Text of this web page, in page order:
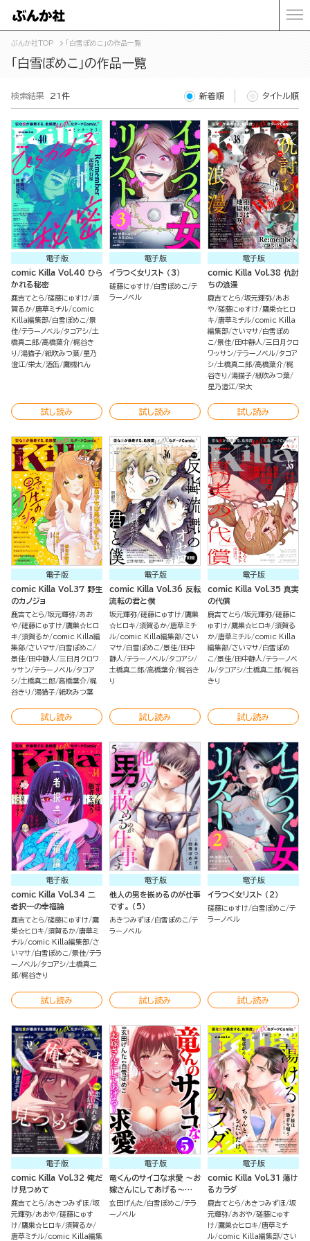
ぶんか社TOP 「白雪ぽめこ」の作品一覧
「白雪ぽめこ」の作品一覧
検索結果 21件 新着順 タイトル順
電子版
comic Killa Vol.40 ひら
かれる秘密
鹿吉てとら 磋藤にゅすけ 須
賀るか 唐草ミチル comic
Killa編集部 白雪ぽめこ 景
佳 テラーノベル タコアシ 土
橋真二郎 高橋葉介 梶谷き
り
湯猫子 紙吹みつ葉 星乃
澄江 栄太 酒缶 鷹槻れん
試し読み
電子版
イラつく女リスト （3）
磋藤にゅすけ 白雪ぽめこ テ
ラーノベル
試し読み
電子版
comic Killa Vol.38 仇討
ちの浪漫
鹿吉てとら 坂元輝弥 あお
や 磋藤にゅすけ 鷹巣☆ヒロ
キ
唐草ミチル comic Killa
編集部 さいマサ
白雪ぽめ
こ 景佳 田中静人 三日月クロ
ワッサン テラーノベル タコア
シ 土橋真二郎 高橋葉介 梶
谷きり
湯猫子 紙吹みつ葉
星乃澄江 栄太
試し読み
電子版
comic Killa Vol.37 野生
のカノジョ
鹿吉てとら 坂元輝弥 あお
や 磋藤にゅすけ 鷹巣☆ヒロ
キ 須賀るか comic Killa編
集部 さいマサ
白雪ぽめこ
景佳 田中静人 三日月クロワ
ッサン テラーノベル タコア
シ 土橋真二郎 高橋葉介 梶
谷きり
湯猫子 紙吹みつ葉
試し読み
電子版
comic Killa Vol.36 反転
流転の君と僕
坂元輝弥 磋藤にゅすけ 鷹巣
☆ヒロキ 須賀るか 唐草ミチ
ル comic Killa編集部 さい
マサ
白雪ぽめこ 景佳 田中
静人 テラーノベル タコアシ
土橋真二郎 高橋葉介 梶谷き
り
試し読み
電子版
comic Killa Vol.35 真実
の代償
鹿吉てとら 坂元輝弥 磋藤に
ゅすけ 鷹巣☆ヒロキ 須賀る
か 唐草ミチル comic Killa
編集部 さいマサ
白雪ぽめ
こ 景佳 田中静人 テラーノベ
ル タコアシ 土橋真二郎 梶谷
きり
試し読み
電子版
comic Killa Vol.34 二
者択一の幸福論
鹿吉てとら 磋藤にゅすけ 鷹
巣☆ヒロキ 須賀るか 唐草ミ
チル comic Killa編集部 さ
いマサ
白雪ぽめこ 景佳 テラ
ーノベル タコアシ 土橋真二
郎 梶谷きり
試し読み
電子版
他人の男を嵌めるのが仕事
です。 （5）
あきつみずほ 白雪ぽめこ テ
ラーノベル
試し読み
電子版
イラつく女リスト （2）
磋藤にゅすけ 白雪ぽめこ テ
ラーノベル
試し読み
電子版
comic Killa Vol.32 俺だ
け見つめて
鹿吉てとら あきつみずほ 坂
元輝弥 あおや 磋藤にゅす
け 鷹巣☆ヒロキ 須賀るか
唐草ミチル comic Killa編集
電子版
竜くんのサイコな求愛 ～お
嫁さんにしてあげる～
（5）
玄田げんた 白雪ぽめこ テラ
ーノベル
電子版
comic Killa Vol.31 蕩け
るカラダ
鹿吉てとら あきつみずほ 坂
元輝弥 あおや 磋藤にゅす
け 鷹巣☆ヒロキ
唐草ミチ
ル comic Killa編集部 さい